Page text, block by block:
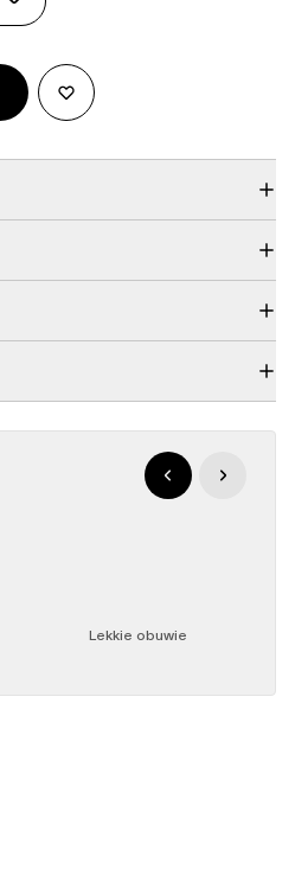
Lekkie obuwie